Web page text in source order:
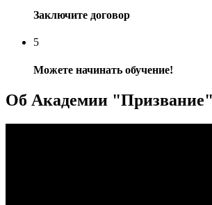
Заключите договор
5
Можете начинать обучение!
Об Академии